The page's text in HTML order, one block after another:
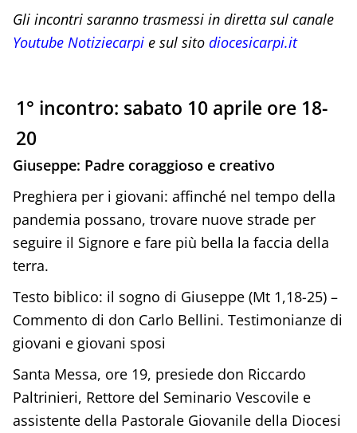
Gli incontri saranno trasmessi in diretta sul canale
Youtube Notiziecarpie sul sito diocesicarpi.it
1° incontro: sabato 10 aprile ore 18-
20
Giuseppe: Padre coraggioso e creativo
Preghiera per i giovani: affinché nel tempo della
pandemia possano, trovare nuove strade per
seguire il Signore e fare più bella la faccia della
terra.
Testo biblico: il sogno di Giuseppe (Mt 1,18-25) –
Commento di don Carlo Bellini. Testimonianze di
giovani e giovani sposi
Santa Messa, ore 19, presiede don Riccardo
Paltrinieri, Rettore del Seminario Vescovile e
assistente della Pastorale Giovanile della Diocesi